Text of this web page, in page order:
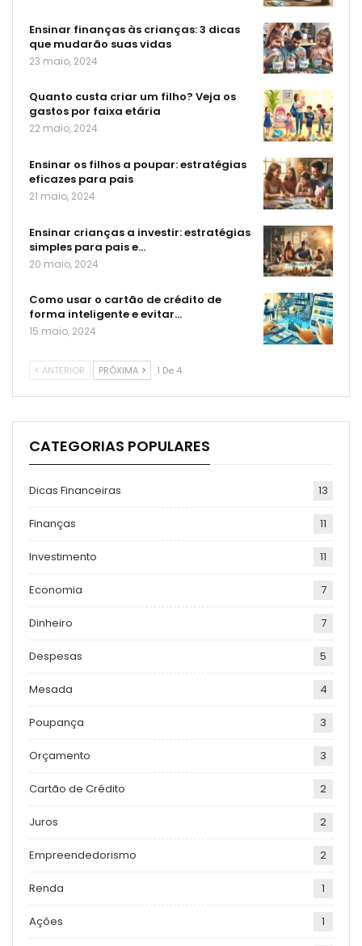
Ensinar finanças às crianças: 3 dicas
que mudarão suas vidas
23 maio, 2024
Quanto custa criar um filho? Veja os
gastos por faixa etária
22 maio, 2024
Ensinar os filhos a poupar: estratégias
eficazes para pais
21 maio, 2024
Ensinar crianças a investir: estratégias
simples para pais e…
20 maio, 2024
Como usar o cartão de crédito de
forma inteligente e evitar…
15 maio, 2024
ANTERIOR PRÓXIMA 1 De 4
CATEGORIAS POPULARES
Dicas Financeiras 13
Finanças 11
Investimento 11
Economia 7
Dinheiro 7
Despesas 5
Mesada 4
Poupança 3
Orçamento 3
Cartão de Crédito 2
Juros 2
Empreendedorismo 2
Renda 1
Ações 1